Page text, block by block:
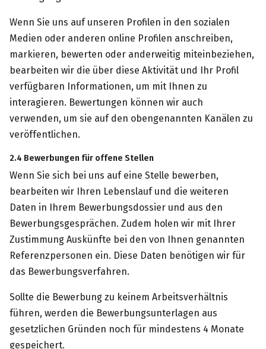
Wenn Sie uns auf unseren Profilen in den sozialen
Medien oder anderen online Profilen anschreiben,
markieren, bewerten oder anderweitig miteinbeziehen,
bearbeiten wir die über diese Aktivität und Ihr Profil
verfügbaren Informationen, um mit Ihnen zu
interagieren. Bewertungen können wir auch
verwenden, um sie auf den obengenannten Kanälen zu
veröffentlichen.
2.4 Bewerbungen für offene Stellen
Wenn Sie sich bei uns auf eine Stelle bewerben,
bearbeiten wir Ihren Lebenslauf und die weiteren
Daten in Ihrem Bewerbungsdossier und aus den
Bewerbungsgesprächen. Zudem holen wir mit Ihrer
Zustimmung Auskünfte bei den von Ihnen genannten
Referenzpersonen ein. Diese Daten benötigen wir für
das Bewerbungsverfahren.
Sollte die Bewerbung zu keinem Arbeitsverhältnis
führen, werden die Bewerbungsunterlagen aus
gesetzlichen Gründen noch für mindestens 4 Monate
gespeichert.